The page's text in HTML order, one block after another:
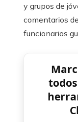
y grupos de
comentarios
funcionarios